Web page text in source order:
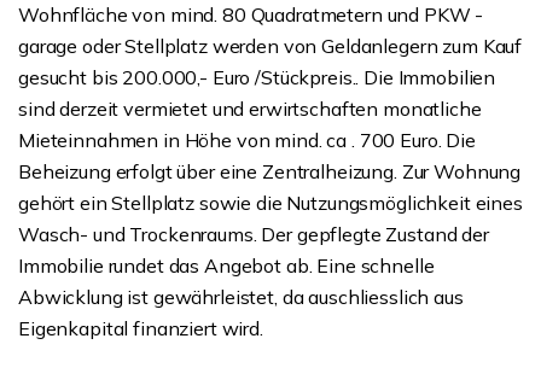
Wohnfläche von mind. 80 Quadratmetern und PKW -
garage oder Stellplatz werden von Geldanlegern zum Kauf
gesucht bis 200.000,- Euro /Stückpreis.. Die Immobilien
sind derzeit vermietet und erwirtschaften monatliche
Mieteinnahmen in Höhe von mind. ca . 700 Euro. Die
Beheizung erfolgt über eine Zentralheizung. Zur Wohnung
gehört ein Stellplatz sowie die Nutzungsmöglichkeit eines
Wasch- und Trockenraums. Der gepflegte Zustand der
Immobilie rundet das Angebot ab. Eine schnelle
Abwicklung ist gewährleistet, da auschliesslich aus
Eigenkapital finanziert wird.